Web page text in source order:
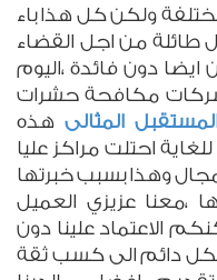
ولكن كل هذا باء
طائلة من اجل القضاء
دون فائدة ،اليوم
مكافحة حشرات
المثالىهذه
احتلت مراكز عليا
وهذا بسبب خبرتها
،معنا عزيزي العميل
الاعتماد علينا دون
دائم الى كسب ثقة